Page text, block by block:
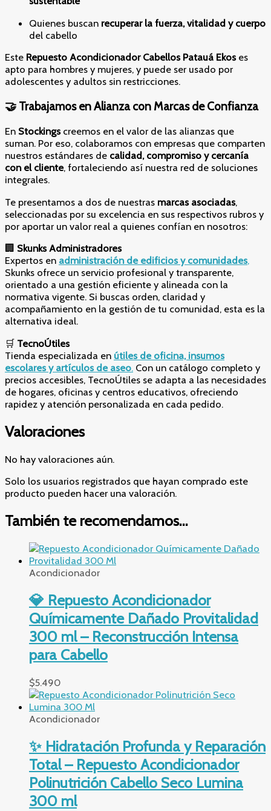
Quienes buscan recuperar la fuerza, vitalidad y cuerpo
del cabello
Este Repuesto Acondicionador Cabellos Patauá Ekoses
apto para hombres y mujeres, y puede ser usado por
adolescentes y adultos sin restricciones.
🤝 Trabajamos en Alianza con Marcas de Confianza
En Stockingscreemos en el valor de las alianzas que
suman. Por eso, colaboramos con empresas que comparten
nuestros estándares de calidad, compromiso y cercanía
con el cliente, fortaleciendo así nuestra red de soluciones
integrales.
Te presentamos a dos de nuestras marcas asociadas,
seleccionadas por su excelencia en sus respectivos rubros y
por aportar un valor real a quienes confían en nosotros:
🏢 Skunks Administradores
Expertos en administración de edificios y comunidades,
Skunks ofrece un servicio profesional y transparente,
orientado a una gestión eficiente y alineada con la
normativa vigente. Si buscas orden, claridad y
acompañamiento en la gestión de tu comunidad, esta es la
alternativa ideal.
🛒 TecnoÚtiles
Tienda especializada en útiles de oficina, insumos
escolares y artículos de aseo. Con un catálogo completo y
precios accesibles, TecnoÚtiles se adapta a las necesidades
de hogares, oficinas y centros educativos, ofreciendo
rapidez y atención personalizada en cada pedido.
Valoraciones
No hay valoraciones aún.
Solo los usuarios registrados que hayan comprado este
producto pueden hacer una valoración.
También te recomendamos…
Acondicionador
💎 Repuesto Acondicionador
Químicamente Dañado Provitalidad
300 ml – Reconstrucción Intensa
para Cabello
$5.490
Acondicionador
✨ Hidratación Profunda y Reparación
Total – Repuesto Acondicionador
Polinutrición Cabello Seco Lumina
300 ml